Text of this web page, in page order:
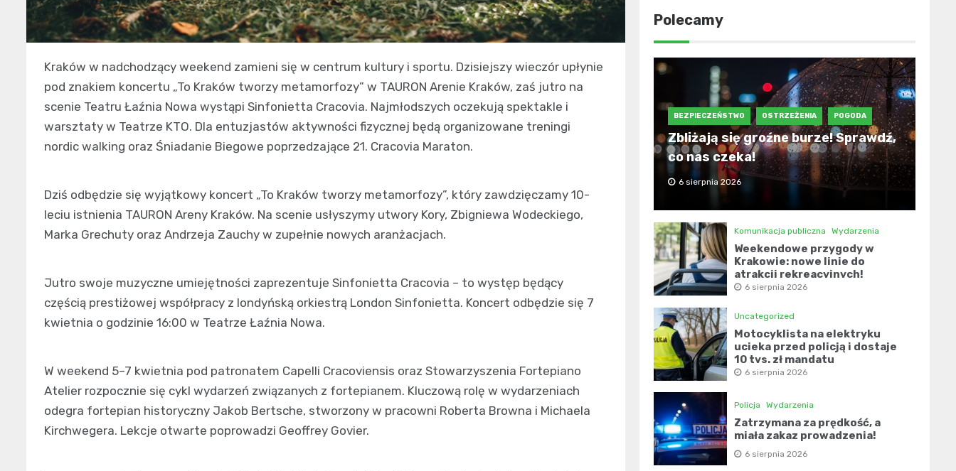
Kraków w nadchodzący weekend zamieni się w centrum kultury i sportu. Dzisiejszy wieczór upłynie
pod znakiem koncertu „To Kraków tworzy metamorfozy” w TAURON Arenie Kraków, zaś jutro na
scenie Teatru Łaźnia Nowa wystąpi Sinfonietta Cracovia. Najmłodszych oczekują spektakle i
warsztaty w Teatrze KTO. Dla entuzjastów aktywności fizycznej będą organizowane treningi
nordic walking oraz Śniadanie Biegowe poprzedzające 21. Cracovia Maraton.
Dziś odbędzie się wyjątkowy koncert „To Kraków tworzy metamorfozy”, który zawdzięczamy 10-
leciu istnienia TAURON Areny Kraków. Na scenie usłyszymy utwory Kory, Zbigniewa Wodeckiego,
Marka Grechuty oraz Andrzeja Zauchy w zupełnie nowych aranżacjach.
Jutro swoje muzyczne umiejętności zaprezentuje Sinfonietta Cracovia – to występ będący
częścią prestiżowej współpracy z londyńską orkiestrą London Sinfonietta. Koncert odbędzie się 7
kwietnia o godzinie 16:00 w Teatrze Łaźnia Nowa.
W weekend 5–7 kwietnia pod patronatem Capelli Cracoviensis oraz Stowarzyszenia Fortepiano
Atelier rozpocznie się cykl wydarzeń związanych z fortepianem. Kluczową rolę w wydarzeniach
odegra fortepian historyczny Jakob Bertsche, stworzony w pracowni Roberta Browna i Michaela
Kirchwegera. Lekcje otwarte poprowadzi Geoffrey Govier.
Polecamy
BEZPIECZEŃSTWO OSTRZEŻENIA POGODA
Zbliżają się groźne burze! Sprawdź,
co nas czeka!
6 sierpnia 2026
Komunikacja publiczna Wydarzenia
Weekendowe przygody w
Krakowie: nowe linie do
atrakcji rekreacyjnych!
6 sierpnia 2026
Uncategorized
Motocyklista na elektryku
ucieka przed policją i dostaje
10 tys. zł mandatu
6 sierpnia 2026
Policja Wydarzenia
Zatrzymana za prędkość, a
miała zakaz prowadzenia!
6 sierpnia 2026